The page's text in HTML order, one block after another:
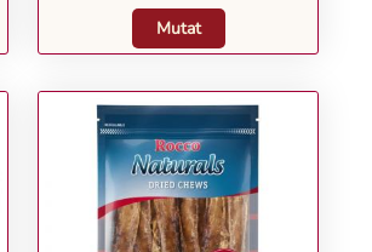
Mutat